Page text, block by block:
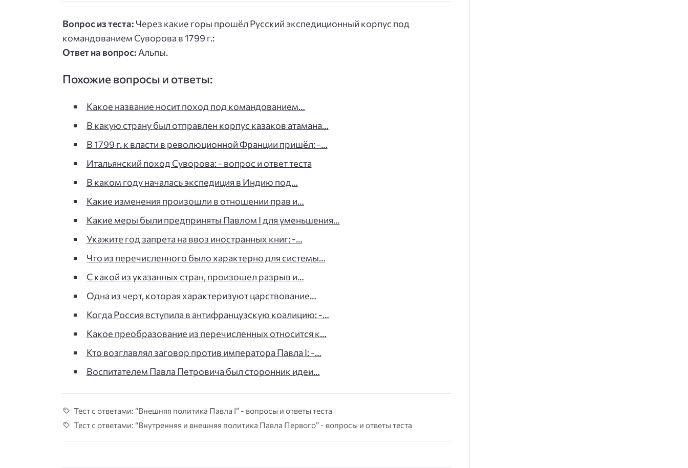
Вопрос из теста: Через какие горы прошёл Русский экспедиционный корпус под
командованием Суворова в 1799 г.:
Ответ на вопрос:Альпы.
Похожие вопросы и ответы:
Какое название носит поход под командованием…
В какую страну был отправлен корпус казаков атамана…
В 1799 г. к власти в революционной Франции пришёл: -…
Итальянский поход Суворова: - вопрос и ответ теста
В каком году началась экспедиция в Индию под…
Какие изменения произошли в отношении прав и…
Какие меры были предприняты Павлом I для уменьшения…
Укажите год запрета на ввоз иностранных книг: -…
Что из перечисленного было характерно для системы…
С какой из указанных стран, произошел разрыв и…
Одна из черт, которая характеризуют царствование…
Когда Россия вступила в антифранцузскую коалицию: -…
Какое преобразование из перечисленных относится к…
Кто возглавлял заговор против императора Павла I: -…
Воспитателем Павла Петровича был сторонник идеи…
Тест с ответами: “Внешняя политика Павла I” - вопросы и ответы теста
Тест с ответами: “Внутренняя и внешняя политика Павла Первого” - вопросы и ответы теста